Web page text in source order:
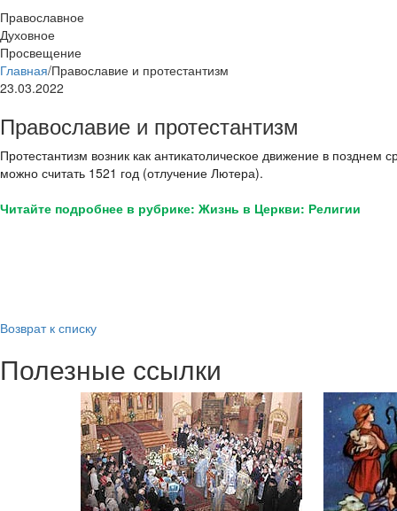
Православное
Духовное
Просвещение
Главная/Православие и протестантизм
23.03.2022
Православие и протестантизм
Протестантизм возник как антикатолическое движение в позднем
можно считать 1521 год (отлучение Лютера).
Читайте подробнее в рубрике: Жизнь в Церкви: Религии
Возврат к списку
Полезные ссылки